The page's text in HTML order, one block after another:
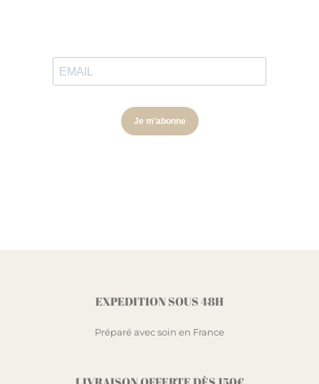
EXPEDITION SOUS 48H
Préparé avec soin en France